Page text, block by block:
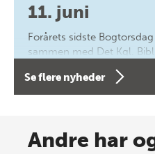
11. juni
Forårets sidste
sammen med Det Kgl.
forfatterne bag vores nyes…
Spar op til
Se flere nyheder
Andre har